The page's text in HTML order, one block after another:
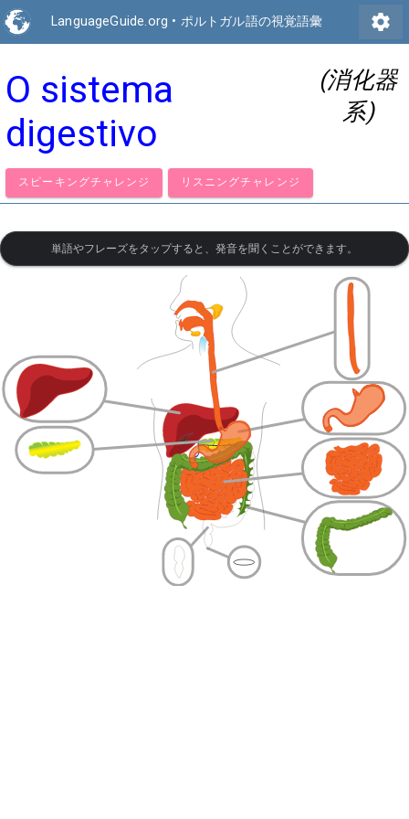
LanguageGuide.org • ポルトガル語の視覚語彙 settings
O sistema
digestivo
(消化器
系)
スピーキングチャレンジ リスニングチャレンジ
単語やフレーズをタップすると、発音を聞くことができます。